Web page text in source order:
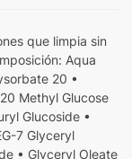
que limpia sin
Aqua
20 •
Methyl Glucose
Glucoside •
7 Glyceryl
• Glyceryl Oleate